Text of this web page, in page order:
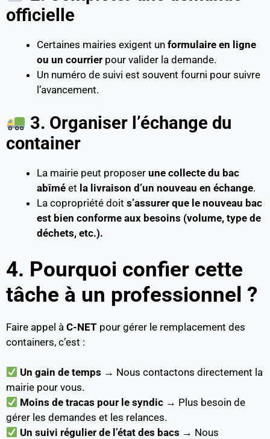
officielle
Certaines mairies exigent un formulaire en ligne
ou un courrier pour valider la demande.
Un numéro de suivi est souvent fourni pour suivre
l’avancement.
3. Organiser l’échange du
container
La mairie peut proposer une collecte du bac
abîmé et la livraison d’un nouveau en échange.
La copropriété doit s’assurer que le nouveau bac
est bien conforme aux besoins (volume, type de
déchets, etc.).
4. Pourquoi confier cette
tâche à un professionnel ?
Faire appel à C-NET pour gérer le remplacement des
containers, c’est :
Un gain de temps → Nous contactons directement la
mairie pour vous.
Moins de tracas pour le syndic → Plus besoin de
gérer les demandes et les relances.
Un suivi régulier de l’état des bacs → Nous